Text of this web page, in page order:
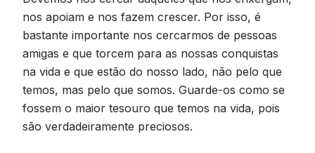
nos apoiam e nos fazem crescer. Por isso, é
bastante importante nos cercarmos de pessoas
amigas e que torcem para as nossas conquistas
na vida e que estão do nosso lado, não pelo que
temos, mas pelo que somos. Guarde-os como se
fossem o maior tesouro que temos na vida, pois
são verdadeiramente preciosos.